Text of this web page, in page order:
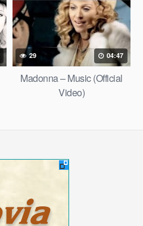
29 04:47
Madonna – Music (Official
Video)